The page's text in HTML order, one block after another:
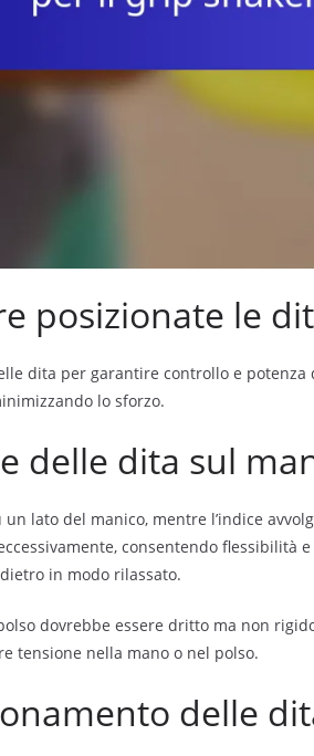
posizionate le
dita per garantire controllo e
lo sforzo.
delle dita sul
lato del manico, mentre l’indice
consentendo flessibilità
in modo rilassato.
dovrebbe essere dritto ma non
tensione nella mano o nel polso.
delle